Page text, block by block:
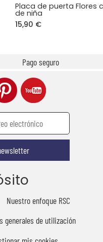
Placa de puerta Flores
de niña
15,90 €
Pago seguro
Nuestro enfoque RSC
generales de utilización